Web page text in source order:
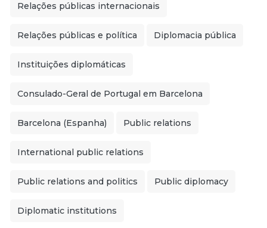
Relações públicas internacionais
Relações públicas e política Diplomacia pública
Instituições diplomáticas
Consulado-Geral de Portugal em Barcelona
Barcelona (Espanha) Public relations
International public relations
Public relations and politics Public diplomacy
Diplomatic institutions